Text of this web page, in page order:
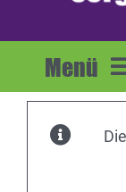
Menü
Home